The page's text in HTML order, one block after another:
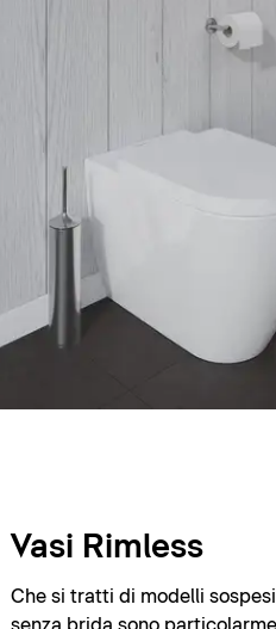
Vasi Rimless
Che si tratti di modelli